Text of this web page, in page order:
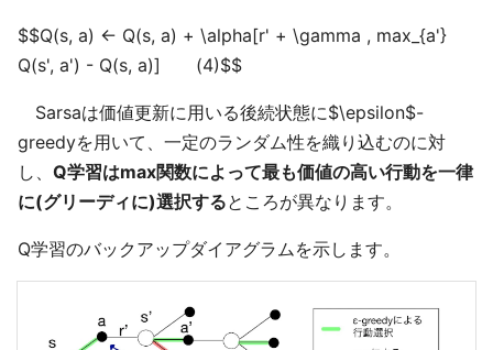
$$Q(s, a) ← Q(s, a) + \alpha[r' + \gamma , max_{a'}
Q(s', a') - Q(s, a)] (4)$$
Sarsaは価値更新に用いる後続状態に$\epsilon$-
greedyを用いて、一定のランダム性を織り込むのに対
し、 Q学習はmax関数によって最も価値の高い行動を一律
に(グリーディに)選択するところが異なります。
Q学習のバックアップダイアグラムを示します。